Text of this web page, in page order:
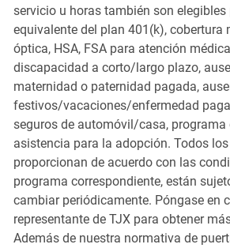
servicio u horas también son
equivalente del plan 401(k),
óptica, HSA, FSA para atención
discapacidad a corto/largo plazo,
maternidad o paternidad pagada,
festivos/vacaciones/enfermedad
seguros de automóvil/casa, programa
asistencia para la adopción. Todos
proporcionan de acuerdo con las
programa correspondiente, están
cambiar periódicamente. Póngase en
representante de TJX para obtener
Además de nuestra normativa de